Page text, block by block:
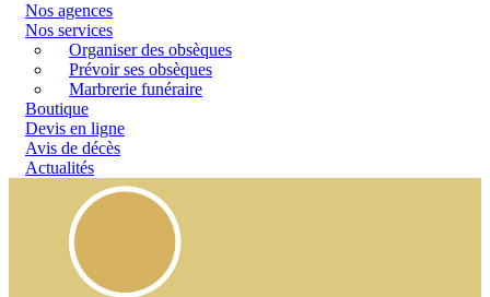
Nos agences
Nos services
Organiser des obsèques
Prévoir ses obsèques
Marbrerie funéraire
Boutique
Devis en ligne
Avis de décès
Actualités